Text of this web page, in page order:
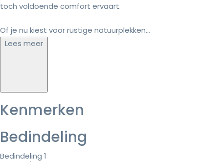
toch voldoende comfort ervaart.
Of je nu kiest voor rustige natuurplekken...
Lees meer
Kenmerken
Bedindeling
Bedindeling 1